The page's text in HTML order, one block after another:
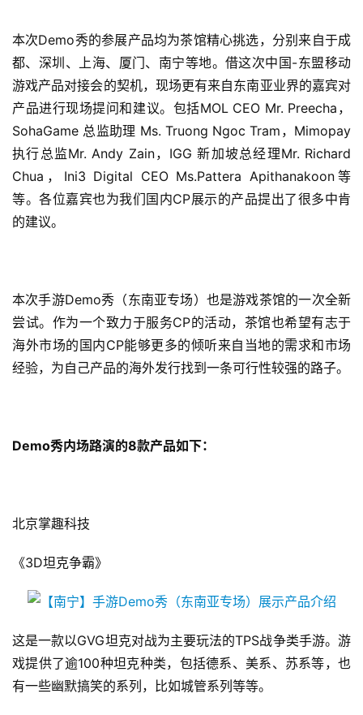
本次Demo秀的参展产品均为茶馆精心挑选，分别来自于成
都、深圳、上海、厦门、南宁等地。借这次中国-东盟移动
游戏产品对接会的契机，现场更有来自东南亚业界的嘉宾对
产品进行现场提问和建议。包括MOL CEO Mr. Preecha，
SohaGame 总监助理 Ms. Truong Ngoc Tram，Mimopay
执行总监Mr. Andy Zain，IGG 新加坡总经理Mr. Richard
Chua，Ini3 Digital CEO Ms.Pattera Apithanakoon等
等。各位嘉宾也为我们国内CP展示的产品提出了很多中肯
的建议。
本次手游Demo秀（东南亚专场）也是游戏茶馆的一次全新
尝试。作为一个致力于服务CP的活动，茶馆也希望有志于
海外市场的国内CP能够更多的倾听来自当地的需求和市场
经验，为自己产品的海外发行找到一条可行性较强的路子。
Demo秀内场路演的8款产品如下：
北京掌趣科技
《3D坦克争霸》
这是一款以GVG坦克对战为主要玩法的TPS战争类手游。游
戏提供了逾100种坦克种类，包括德系、美系、苏系等，也
有一些幽默搞笑的系列，比如城管系列等等。